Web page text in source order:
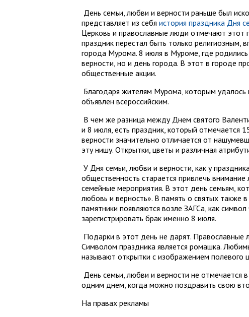
День семьи, любви и верности раньше был
представляет из себя история праздника Дня
Церковь и православные люди отмечают этот
праздник перестал быть только религиозным,
города Мурома. 8 июля в Муроме, где
верности, но и день города. В этот в городе
общественные акции.
Благодаря жителям Мурома, которым
объявлен всероссийским.
В чем же разница между Днем святого
и 8 июля, есть праздник, который
верности значительно отличается от
эту нишу. Открытки, цветы и различная
У Дня семьи, любви и верности, как у
общественность старается привлечь
семейные мероприятия. В этот день семьям,
любовь и верность». В память о святых также
памятники появляются возле ЗАГСа, как
зарегистрировать брак именно 8 июля.
Подарки в этот день не дарят.
Символом праздника является ромашка.
называют открытки с изображением полевого
День семьи, любви и верности не отмечается
одним днем, когда можно поздравить свою
На правах рекламы